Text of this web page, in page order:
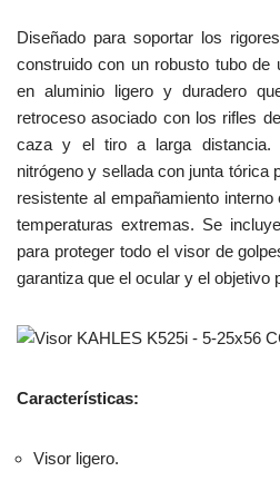
Diseñado para soportar los
construido con un robusto tubo
en aluminio ligero y duradero
retroceso asociado con los rifles
caza y el tiro a larga distancia.
nitrógeno y sellada con junta tórica
resistente al empañamiento
temperaturas extremas. Se
para proteger todo el visor de
garantiza que el ocular y el objetivo
Características:
Visor ligero.